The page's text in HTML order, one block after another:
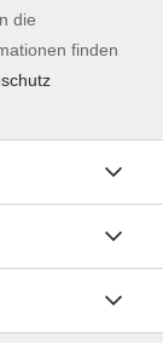
die
finden